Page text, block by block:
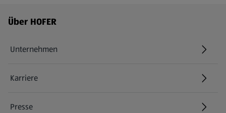
Fußzeilenmenü - weitere Links
Über HOFER
Unternehmen
Karriere
(öffnet in einem neuen Tab)
Presse